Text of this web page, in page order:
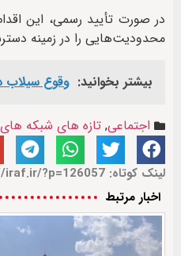
در صورت تأیید رسمی، این
محدودیت‌هایی را در زمینه
بیشتر بخوانید: وقوع سیلاب
اجتماعی,تازه های شبکه
لینک کوتاه: https://iraf.ir/?p=126057
اخبار مرتبط